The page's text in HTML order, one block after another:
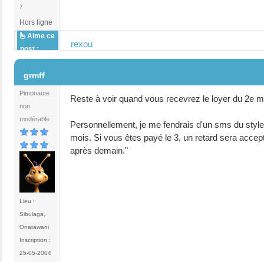
7
Hors ligne
Aime ce
post :
rexou
grmff
Pimonaute
non
modérable
Lieu :
Sibulaga,
Onatawani
Inscription :
25-05-2004
Reste à voir quand vous recevrez le loyer du 2e
Personnellement, je me fendrais d'un sms du
mois. Si vous êtes payé le 3, un retard sera
après demain."